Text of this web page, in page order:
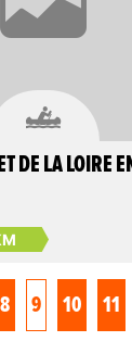

DE LA LOIRE
8 9 10 11